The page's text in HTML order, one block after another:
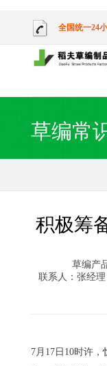
全国统一24
草编常
积极筹
草编产
联系人：张经理
7月17日10时许